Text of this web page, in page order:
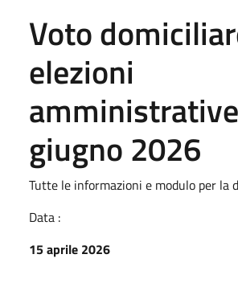
Voto
elezioni
giugno 2026
Tutte le informazioni e modulo per la
Data :
15 aprile 2026